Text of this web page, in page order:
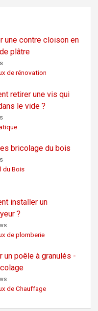
une contre cloison en
plâtre
de rénovation
retirer une vis qui
le vide ?
bricolage du bois
du Bois
installer un
?
de plomberie
un poêle à granulés -
de Chauffage